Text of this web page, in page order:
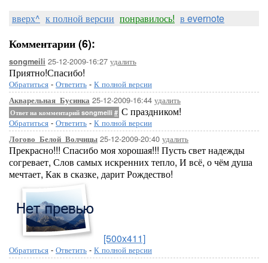
вверх^ к полной версии понравилось! в evernote
Комментарии (6):
songmeili 25-12-2009-16:27 удалить
Приятно!Спасибо!
Обратиться - Ответить - К полной версии
Акварельная_Бусинка 25-12-2009-16:44 удалить
Ответ на комментарий songmeili # С праздником!
Обратиться - Ответить - К полной версии
Логово_Белой_Волчицы 25-12-2009-20:40 удалить
Прекрасно!!! Спасибо моя хорошая!!! Пусть свет надежды
согревает, Слов самых искренних тепло, И всё, о чём душа
мечтает, Как в сказке, дарит Рождество!
[500x411]
Обратиться - Ответить - К полной версии